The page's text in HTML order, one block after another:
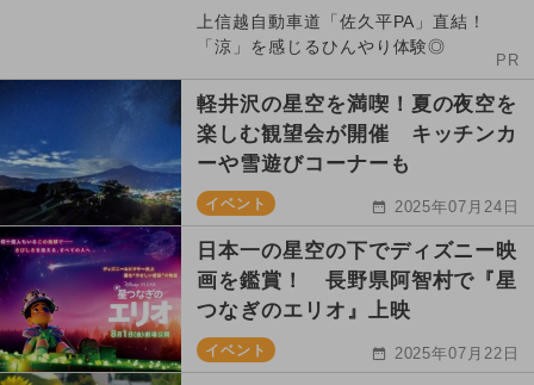
上信越自動車道「佐久平PA」直結！
「涼」を感じるひんやり体験◎
PR
軽井沢の星空を満喫！夏の夜空を
楽しむ観望会が開催 キッチンカ
ーや雪遊びコーナーも
イベント 2025年07月24日
日本一の星空の下でディズニー映
画を鑑賞！ 長野県阿智村で『星
つなぎのエリオ』上映
イベント 2025年07月22日